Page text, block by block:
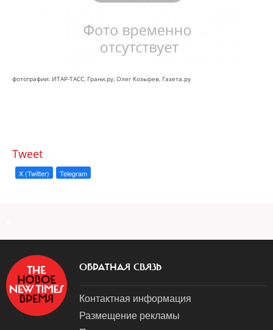
фотографии: ИТАР-ТАСС, Грани.ру, Олег Козырев, Газета.ру
Tweet
X (Twitter) Telegram
ОБРАТНАЯ СВЯЗЬ
Контактная информация
Размещение рекламы